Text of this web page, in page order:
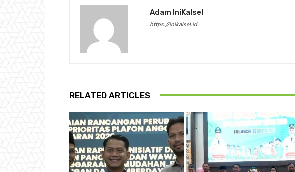
Adam IniKalsel
https://inikalsel.id
RELATED ARTICLES